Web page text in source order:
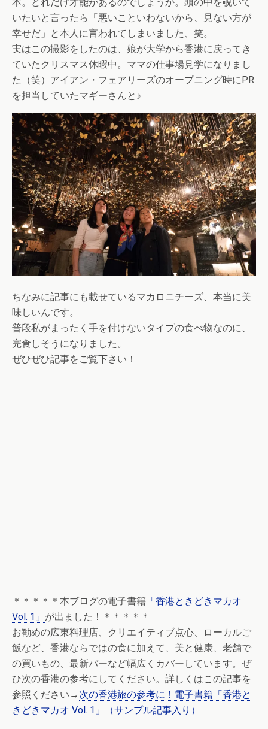
いたいと言ったら「悪いこといわないから、見ない方が
幸せだ」と本人に言われてしまいました、笑。
実はこの撮影をしたのは、娘が大学から香港に戻ってき
ていたクリスマス休暇中。ママの仕事場見学になりまし
た（笑）アイアン・フェアリーズのオープニング時にPR
を担当していたマギーさんと♪
ちなみに記事にも載せているマカロニチーズ、本当に美
味しいんです。
普段私がまったく手を付けないタイプの食べ物なのに、
完食しそうになりました。
ぜひぜひ記事をご覧下さい！
＊＊＊＊＊本ブログの電子書籍 「香港ときどきマカオ
Vol. 1」 が出ました！＊＊＊＊＊
お勧めの広東料理店、クリエイティブ点心、ローカルご
飯など、香港ならではの食に加えて、美と健康、老舗で
の買いもの、最新バーなど幅広くカバーしています。ぜ
ひ次の香港の参考にしてください。詳しくはこの記事を
参照ください→ 次の香港旅の参考に！電子書籍「香港と
きどきマカオ Vol. 1」（サンプル記事入り）